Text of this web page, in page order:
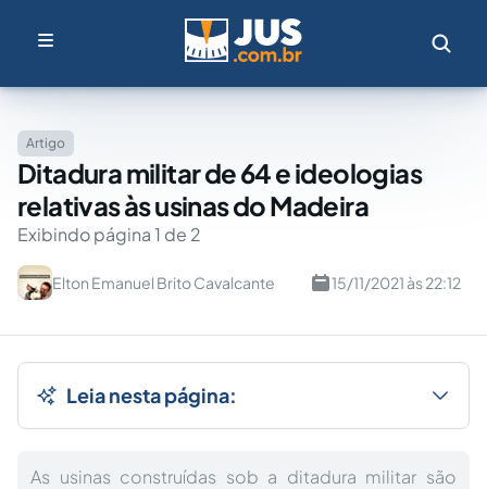
Artigo
Ditadura militar de 64 e ideologias
relativas às usinas do Madeira
Exibindo página 1 de 2
Elton Emanuel Brito Cavalcante 15/11/2021 às 22:12
Leia nesta página:
As usinas construídas sob a ditadura militar são